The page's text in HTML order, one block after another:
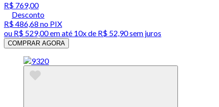
R$ 769,00
Desconto
R$ 486,68 no PIX
ou R$ 529,00em até 10x de R$ 52,90 sem juros
COMPRAR AGORA